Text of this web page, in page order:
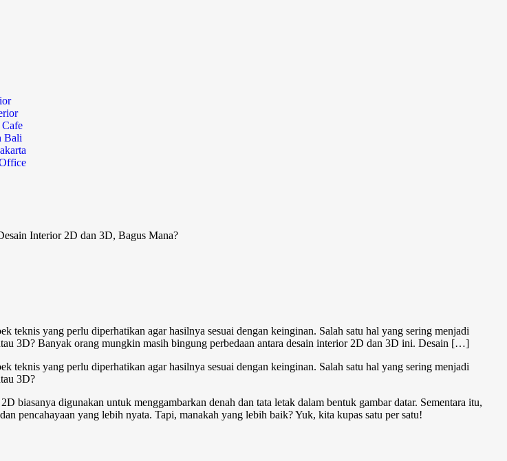
Cafe
Bali
Interior 2D dan 3D, Bagus Mana?
yang perlu diperhatikan agar hasilnya sesuai dengan keinginan. Salah satu hal yang sering menjadi
3D? Banyak orang mungkin masih bingung perbedaan antara desain interior 2D dan 3D ini. Desain […]
yang perlu diperhatikan agar hasilnya sesuai dengan keinginan. Salah satu hal yang sering menjadi
3D?
biasanya digunakan untuk menggambarkan denah dan tata letak dalam bentuk gambar datar. Sementara itu,
pencahayaan yang lebih nyata. Tapi, manakah yang lebih baik? Yuk, kita kupas satu per satu!